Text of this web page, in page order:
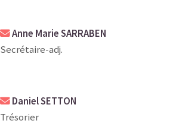
Anne Marie SARRABEN
Secrétaire-adj.
Daniel SETTON
Trésorier